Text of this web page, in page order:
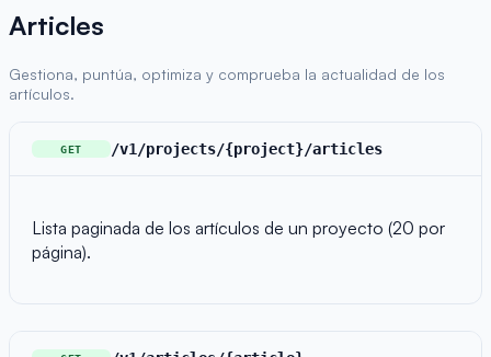
Articles
Gestiona, puntúa, optimiza y comprueba la actualidad de los
artículos.
GET /v1/projects/{project}/articles
Lista paginada de los artículos de un proyecto (20 por
página).